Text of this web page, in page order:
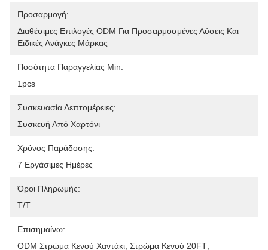
Προσαρμογή:
Διαθέσιμες Επιλογές ODM Για Προσαρμοσμένες Λύσεις Και
Ειδικές Ανάγκες Μάρκας
Ποσότητα Παραγγελίας Min:
1pcs
Συσκευασία Λεπτομέρειες:
Συσκευή Από Χαρτόνι
Χρόνος Παράδοσης:
7 Εργάσιμες Ημέρες
Όροι Πληρωμής:
Τ/Τ
Επισημαίνω:
ODM Στρώμα Κενού Χαντάκι Στρώμα Κενού 20FT